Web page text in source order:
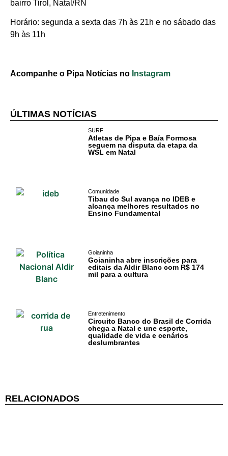
Política
Gastronomia
Informações
Gerais
Tábua da Maré
bairro Tirol, Natal/RN
Horário: segunda a sexta das 7h às 21h e no sábado das
9h às 11h
Acompanhe o Pipa Notícias no Instagram
ÚLTIMAS NOTÍCIAS
SURF
Atletas de Pipa e Baía Formosa
seguem na disputa da etapa da
WSL em Natal
Comunidade
Tibau do Sul avança no IDEB e
alcança melhores resultados no
Ensino Fundamental
Goianinha
Goianinha abre inscrições para
editais da Aldir Blanc com R$ 174
mil para a cultura
Entretenimento
Circuito Banco do Brasil de Corrida
chega a Natal e une esporte,
qualidade de vida e cenários
deslumbrantes
RELACIONADOS